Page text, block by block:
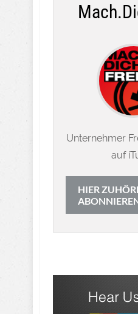
Unternehmer
auf
HIER